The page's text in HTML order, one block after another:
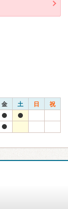
金 土 日 祝